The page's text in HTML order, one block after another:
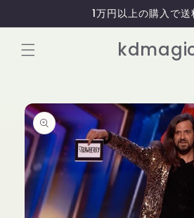
進む
1万円以上の購入で送
商品情
報にス
キップ